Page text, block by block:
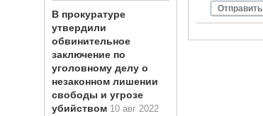
Отправить
В прокуратуре
утвердили
обвинительное
заключение по
уголовному делу о
незаконном лишении
свободы и угрозе
убийством 10 авг 2022